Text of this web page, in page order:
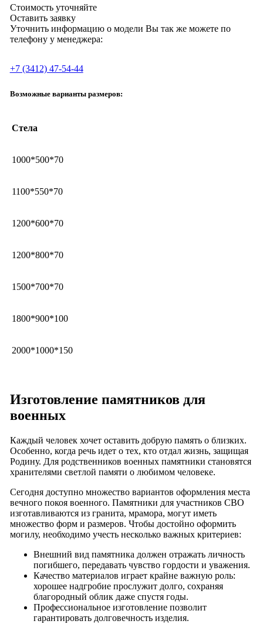
Стоимость уточняйте
Оставить заявку
Уточнить информацию о модели Вы так же можете по
телефону у менеджера:
+7 (3412) 47-54-44
Возможные варианты размеров:
Стела
1000*500*70
1100*550*70
1200*600*70
1200*800*70
1500*700*70
1800*900*100
2000*1000*150
Изготовление памятников для
военных
Каждый человек хочет оставить добрую память о близких.
Особенно, когда речь идет о тех, кто отдал жизнь, защищая
Родину. Для родственников военных памятники становятся
хранителями светлой памяти о любимом человеке.
Сегодня доступно множество вариантов оформления места
вечного покоя военного. Памятники для участников СВО
изготавливаются из гранита, мрамора, могут иметь
множество форм и размеров. Чтобы достойно оформить
могилу, необходимо учесть несколько важных критериев:
Внешний вид памятника должен отражать личность
погибшего, передавать чувство гордости и уважения.
Качество материалов играет крайне важную роль:
хорошее надгробие прослужит долго, сохраняя
благородный облик даже спустя годы.
Профессиональное изготовление позволит
гарантировать долговечность изделия.